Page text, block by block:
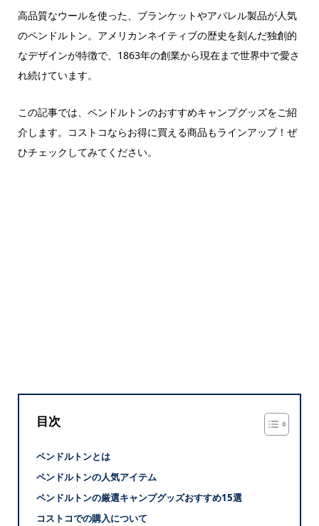
高品質なウールを使った、ブランケットやアパレル製品が人気
のペンドルトン。アメリカンネイティブの歴史を刻んだ独創的
なデザインが特徴で、1863年の創業から現在まで世界中で愛さ
れ続けています。
この記事では、ペンドルトンのおすすめキャンプグッズをご紹
介します。コストコならお得に買える商品もラインアップ！ぜ
ひチェックしてみてください。
目次
ペンドルトンとは
ペンドルトンの人気アイテム
ペンドルトンの厳選キャンプグッズおすすめ15選
コストコでの購入について